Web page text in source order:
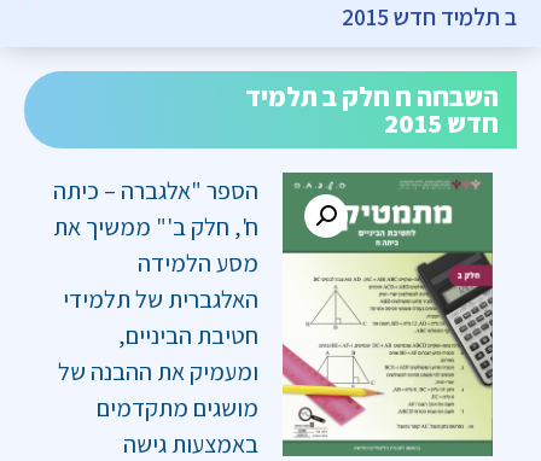
ב תלמיד חדש 2015
השבחה ח חלק ב תלמיד
חדש 2015
הספר "אלגברה – כיתה
ח', חלק ב'" ממשיך את
מסע הלמידה
האלגברית של תלמידי
חטיבת הביניים,
ומעמיק את ההבנה של
מושגים מתקדמים
באמצעות גישה